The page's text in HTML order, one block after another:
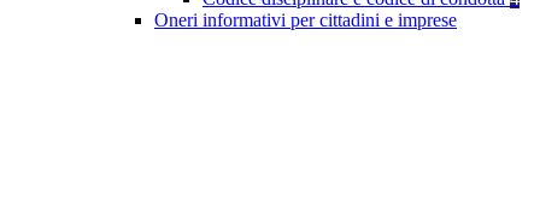
Oneri informativi per cittadini e imprese